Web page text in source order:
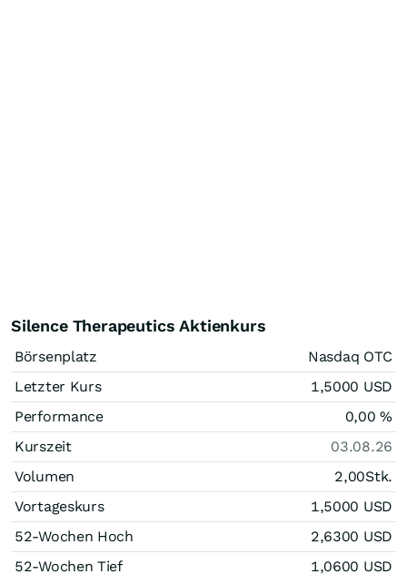
Silence Therapeutics Aktienkurs
Börsenplatz
Nasdaq OTC
Letzter Kurs
1,5000 USD
Performance
0,00%
Kurszeit
03.08.26
Volumen
2,00Stk.
Vortageskurs
1,5000 USD
52-Wochen Hoch
2,6300 USD
52-Wochen Tief
1,0600 USD